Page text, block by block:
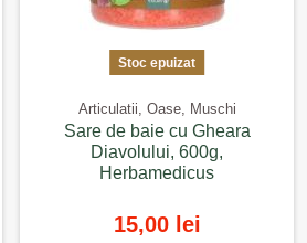
Stoc epuizat
Articulatii, Oase, Muschi
Sare de baie cu Gheara
Diavolului, 600g,
Herbamedicus
15,00 lei